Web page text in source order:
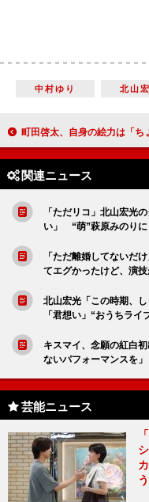
中村ゆり 北山
町田啓太、自身の絵力は「ちょっと分からない…」 葛飾北斎の作品は「描かれている人物が魅力
関連ニュース
「ただリコ」北山宏光
い」 “萌”萩原みのりに
「ただ離婚してないだ
てエグかったけど、演技
北山宏光「この時期、
「君想い」“おうちライ
キスマイ、念願の紅白
ないパフォーマンスを」
芸能ニュース
う